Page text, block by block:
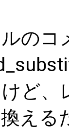
のコ
ど、
える